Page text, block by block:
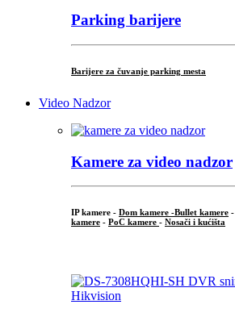
Parking barijere
Barijere za čuvanje parking mesta
Video Nadzor
Kamere za video nadzor
IP kamere - Dom kamere -Bullet kamere -
kamere - PoC kamere - Nosači i kućišta